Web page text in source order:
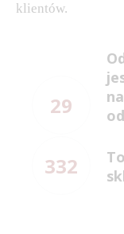
klientów.
29
332